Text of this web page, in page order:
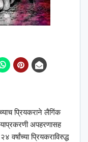
प्रियकराने लैगिंक
अपहरणासह
प्रियकराविरुद्ध